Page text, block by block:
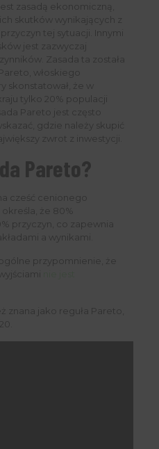
zasadą ekonomiczną,
skutków wynikających z
tej sytuacji. Innymi
jest zazwyczaj
Zasada ta została
włoskiego
skonstatował, że w
tylko 20% populacji
Pareto jest często
gdzie należy skupić
zwrot z inwestycji.
Pareto?
cześć cenionego
że ​​80%
przyczyn, co zapewnia
a wynikami.
ogólne przypomnienie, że
znana jako reguła Pareto,